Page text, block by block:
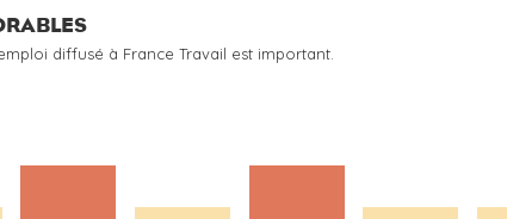
diffusé à France Travail est important.